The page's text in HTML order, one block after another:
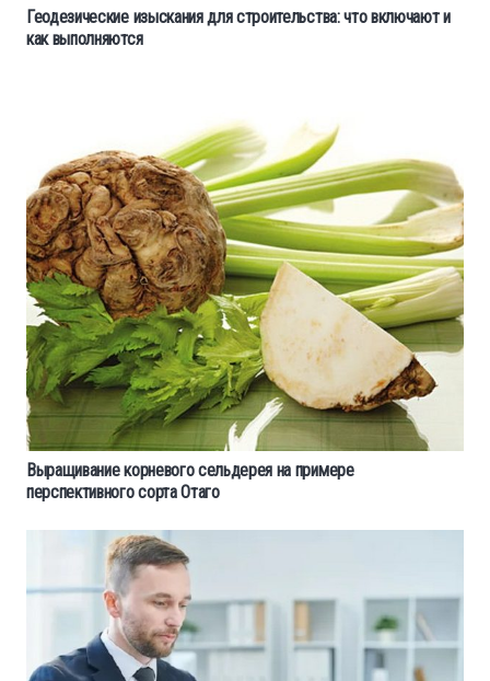
Геодезические изыскания для строительства: что включают и
как выполняются
Выращивание корневого сельдерея на примере
перспективного сорта Отаго